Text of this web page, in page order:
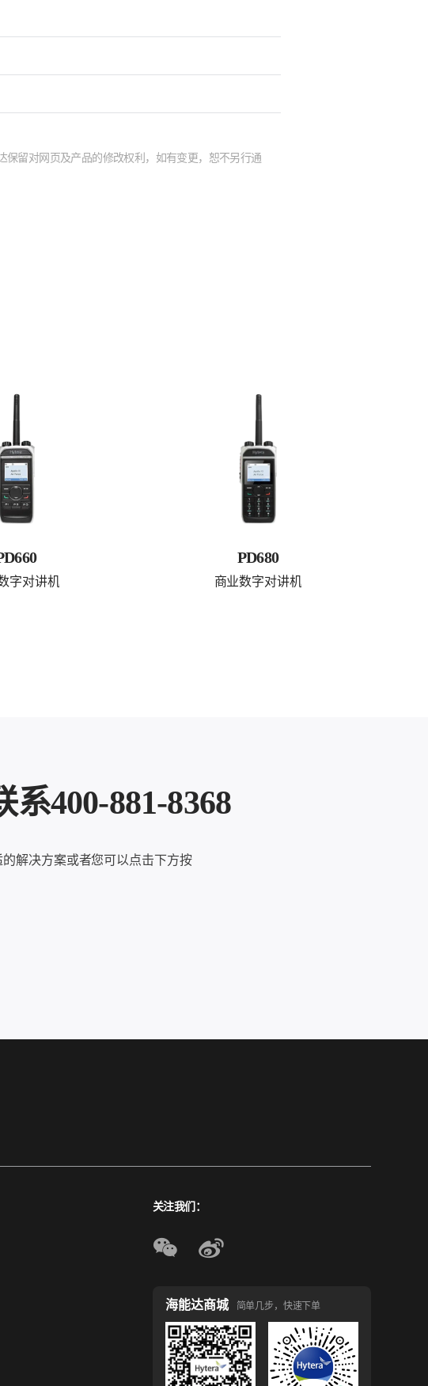
留对网页及产品的修改权利，如有变更，恕不另行通
字对讲机
PD680
商业数字对讲机
400-881-8368
解决方案或者您可以点击下方按
关注我们：
海能达商城 简单几步，快速下单